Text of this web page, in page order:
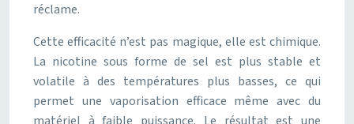
réclame.
Cette efficacité n’est pas magique, elle est chimique.
La nicotine sous forme de sel est plus stable et
volatile à des températures plus basses, ce qui
permet une vaporisation efficace même avec du